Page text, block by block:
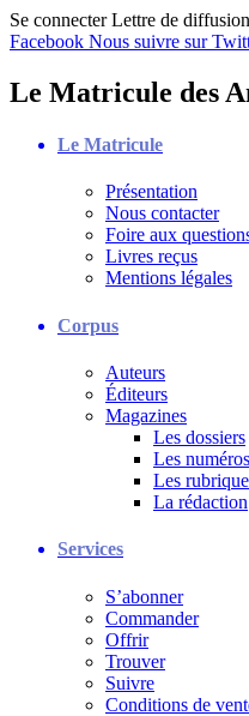
Se connecter Lettre de diffusion
Facebook Nous suivre sur
Le Matricule des
Le Matricule
Présentation
Nous contacter
Foire aux
Livres reçus
Mentions légales
Corpus
Auteurs
Éditeurs
Magazines
Les dossiers
Les numéros
Les
La rédaction
Services
S’abonner
Commander
Offrir
Trouver
Suivre
Conditions de